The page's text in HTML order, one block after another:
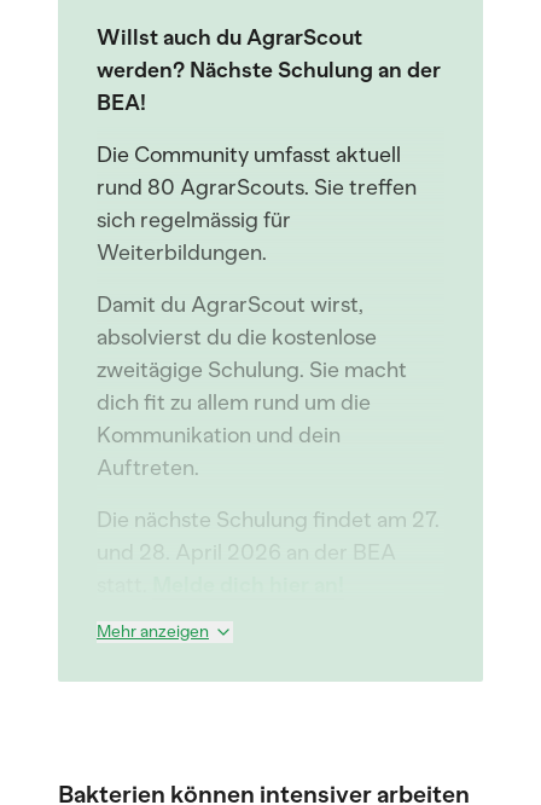
Willst auch du AgrarScout
werden? Nächste Schulung an der
BEA!
Die Community umfasst aktuell
rund 80 AgrarScouts. Sie treffen
sich regelmässig für
Weiterbildungen.
Damit du AgrarScout wirst,
absolvierst du die kostenlose
zweitägige Schulung. Sie macht
dich fit zu allem rund um die
Kommunikation und dein
Auftreten.
Die nächste Schulung findet am 27.
und 28. April 2026 an der BEA
Mehr anzeigen
Bakterien können intensiver arbeiten